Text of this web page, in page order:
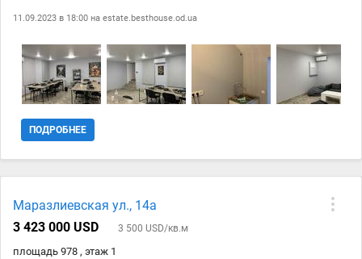
видеонаблюдение, есть арендаторы. Парковка.
11.09.2023 в 18:00 на estate.besthouse.od.ua
ПОДРОБНЕЕ
Маразлиевская ул., 14а
3 423 000 USD
3 500 USD/кв.м
площадь 978 , этаж 1